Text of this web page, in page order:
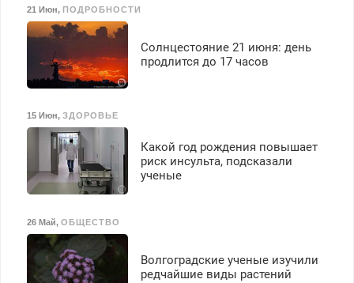
21 Июн, ПОДРОБНОСТИ
Солнцестояние 21 июня: день
продлится до 17 часов
15 Июн, ЗДОРОВЬЕ
Какой год рождения повышает
риск инсульта, подсказали
ученые
26 Май, ОБЩЕСТВО
Волгоградские ученые изучили
редчайшие виды растений